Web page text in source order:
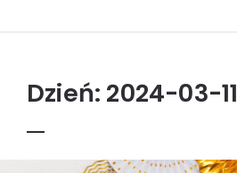
Dzień: 2024-03-11